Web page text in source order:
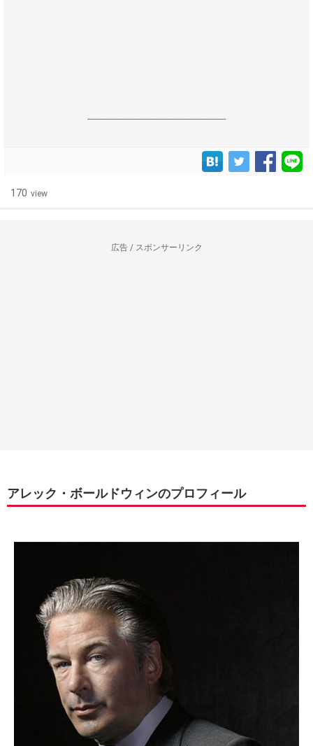
------------------------------------------------------------------
170 view
広告 / スポンサーリンク
アレック・ボールドウィンのプロフィール